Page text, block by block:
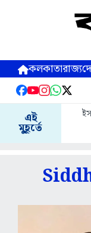
কলকাতারাজ্য
এই
মুহূর্তে